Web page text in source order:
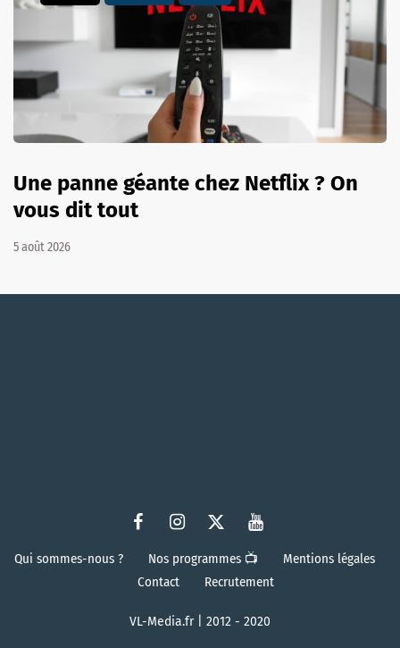
Une panne géante chez Netflix ? On
vous dit tout
5 août 2026
Qui sommes-nous ? Nos programmes 📺
Mentions légales
Contact
Recrutement
VL-Media.fr | 2012 - 2020